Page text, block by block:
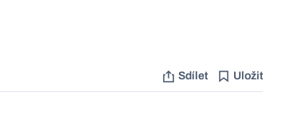
Sdílet Uložit